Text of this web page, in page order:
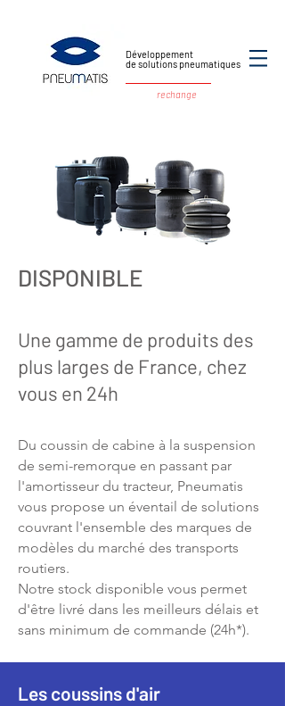
Développement
de solutions pneumatiques
rechange
DISPONIBLE
Une gamme de produits des
plus larges de France, chez
vous en 24h
Du coussin de cabine à la suspension
de semi-remorque en passant par
l'amortisseur du tracteur, Pneumatis
vous propose un éventail de solutions
couvrant l'ensemble des marques de
modèles du marché des transports
routiers.
Notre stock disponible vous permet
d'être livré dans les meilleurs délais et
sans minimum de commande (24h*).
Les coussins d'air